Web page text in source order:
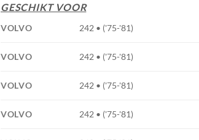
GESCHIKT VOOR
VOLVO 242 • ('75-'81)
VOLVO 242 • ('75-'81)
VOLVO 242 • ('75-'81)
VOLVO 242 • ('75-'81)